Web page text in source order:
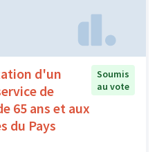
d'un
de
65 ans et aux
du Pays
Soumis
au vote